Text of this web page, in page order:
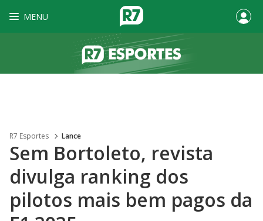
MENU
R7 Esportes Lance
Sem Bortoleto, revista
divulga ranking dos
pilotos mais bem pagos da